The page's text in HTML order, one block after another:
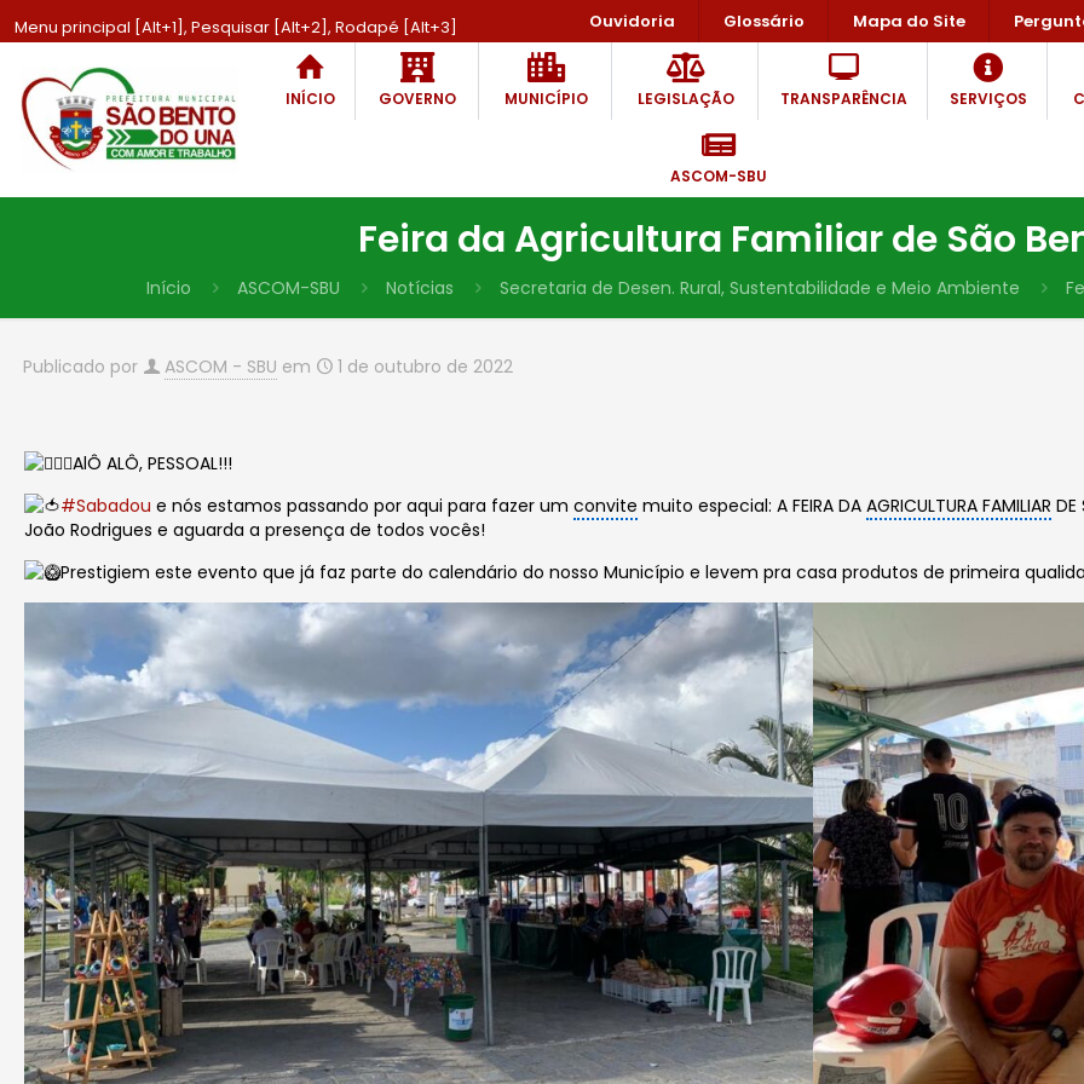
Menu principal [Alt+1], Pesquisar [Alt+2], Rodapé [Alt+3] Ouvidoria Glossário Mapa do Site
INÍCIO GOVERNO MUNICÍPIO LEGISLAÇÃO TRANSPARÊNCIA SERVIÇOS
ASCOM-SBU
Feira da Agricultura Familiar de São
Início ASCOM-SBU Notícias Secretaria de Desen. Rural, Sustentabilidade e Meio Ambiente
Publicado por ASCOM - SBU em 1 de outubro de 2022
AlÔ ALÔ, PESSOAL!!!
#Sabadou e nós estamos passando por aqui para fazer umconvite muito especial: A FEIRA DAAGRICULTURA FAMILIAR
João Rodrigues e aguarda a presença de todos vocês!
Prestigiem este evento que já faz parte do calendário do nosso Município e levem pra casa produtos de primeira